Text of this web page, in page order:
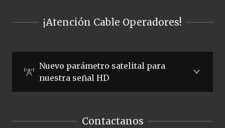
¡Atención Cable Operadores!
Nuevo parámetro satelital para
nuestra señal HD
Contactanos